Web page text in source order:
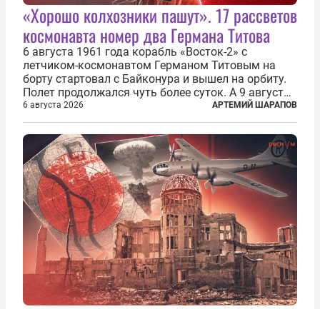
«Хорошо колхозники пашут». 17 рассветов
космонавта номер два Германа Титова
6 августа 1961 года корабль «Восток-2» с
летчиком-космонавтом Германом Титовым на
борту стартовал с Байконура и вышел на орбиту.
Полет продолжался чуть более суток. А 9 августа
второй человек в космосе получил звезду Героя
Советского Союза и орден Ленина. Миссия Титова
зачастую находится несколько...
6 августа 2026 АРТЕМИЙ ШАРАПОВ